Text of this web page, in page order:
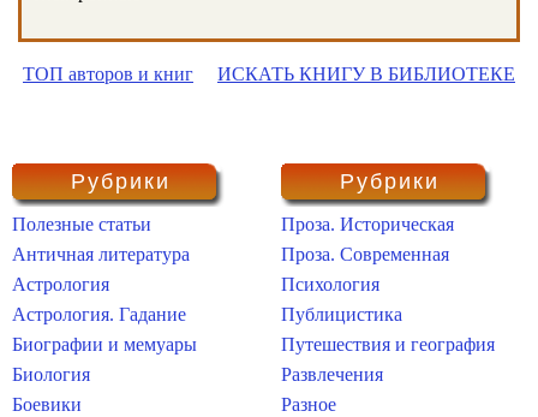
ТОП авторов и книг ИСКАТЬ КНИГУ В БИБЛИОТЕКЕ
Рубрики
Полезные статьи
Античная литература
Астрология
Астрология. Гадание
Биографии и мемуары
Биология
Боевики
Рубрики
Проза. Историческая
Проза. Современная
Психология
Публицистика
Путешествия и география
Развлечения
Разное